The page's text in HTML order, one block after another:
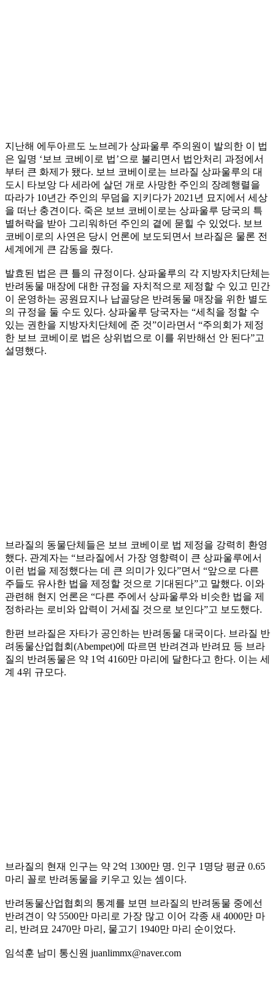
지난해 에두아르도 노브레가 상파울루 주의원이 발의한 이 법
은 일명 ‘보브 코베이로 법’으로 불리면서 법안처리 과정에서
부터 큰 화제가 됐다. 보브 코베이로는 브라질 상파울루의 대
도시 타보앙 다 세라에 살던 개로 사망한 주인의 장례행렬을
따라가 10년간 주인의 무덤을 지키다가 2021년 묘지에서 세상
을 떠난 충견이다. 죽은 보브 코베이로는 상파울루 당국의 특
별허락을 받아 그리워하던 주인의 곁에 묻힐 수 있었다. 보브
코베이로의 사연은 당시 언론에 보도되면서 브라질은 물론 전
세계에게 큰 감동을 줬다.
발효된 법은 큰 틀의 규정이다. 상파울루의 각 지방자치단체는
반려동물 매장에 대한 규정을 자치적으로 제정할 수 있고 민간
이 운영하는 공원묘지나 납골당은 반려동물 매장을 위한 별도
의 규정을 둘 수도 있다. 상파울루 당국자는 “세칙을 정할 수
있는 권한을 지방자치단체에 준 것”이라면서 “주의회가 제정
한 보브 코베이로 법은 상위법으로 이를 위반해선 안 된다”고
설명했다.
브라질의 동물단체들은 보브 코베이로 법 제정을 강력히 환영
했다. 관계자는 “브라질에서 가장 영향력이 큰 상파울루에서
이런 법을 제정했다는 데 큰 의미가 있다”면서 “앞으로 다른
주들도 유사한 법을 제정할 것으로 기대된다”고 말했다. 이와
관련해 현지 언론은 “다른 주에서 상파울루와 비슷한 법을 제
정하라는 로비와 압력이 거세질 것으로 보인다”고 보도했다.
한편 브라질은 자타가 공인하는 반려동물 대국이다. 브라질 반
려동물산업협회(Abempet)에 따르면 반려견과 반려묘 등 브라
질의 반려동물은 약 1억 4160만 마리에 달한다고 한다. 이는 세
계 4위 규모다.
브라질의 현재 인구는 약 2억 1300만 명. 인구 1명당 평균 0.65
마리 꼴로 반려동물을 키우고 있는 셈이다.
반려동물산업협회의 통계를 보면 브라질의 반려동물 중에선
반려견이 약 5500만 마리로 가장 많고 이어 각종 새 4000만 마
리, 반려묘 2470만 마리, 물고기 1940만 마리 순이었다.
임석훈 남미 통신원 juanlimmx@naver.com